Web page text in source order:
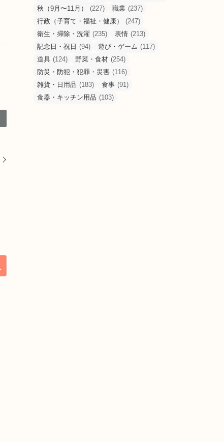
秋（9月〜11月）
(227) 職業 (237)
行政（子育て・福祉・健康）
(247)
衛生・掃除・洗濯 (235) 表情 (213)
記念日・祝日 (94) 遊び・ゲーム (117)
道具 (124) 野菜・食材 (254)
防災・防犯・犯罪・災害 (116)
雑貨・日用品 (183) 食事 (91)
食器・キッチン用品 (103)